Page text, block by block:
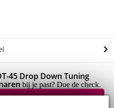
45 Drop Down Tuning
bij je past? Doe de check.
de check